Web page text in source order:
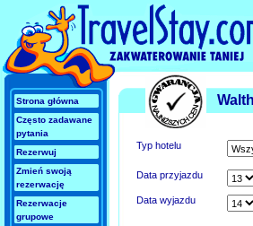
Typ hotelu
Data przyjazdu
Data wyjazdu
Strona główna
Często zadawane
pytania
Rezerwuj
Zmień swoją
rezerwację
Rezerwacje
grupowe